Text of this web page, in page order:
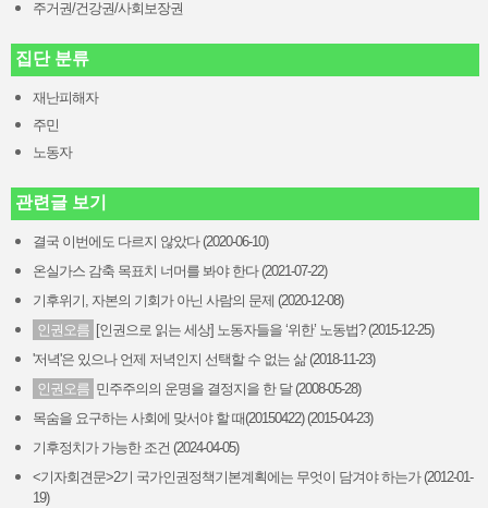
주거권/건강권/사회보장권
집단 분류
재난피해자
주민
노동자
관련글 보기
결국 이번에도 다르지 않았다 (2020-06-10)
온실가스 감축 목표치 너머를 봐야 한다 (2021-07-22)
기후위기, 자본의 기회가 아닌 사람의 문제 (2020-12-08)
인권오름 [인권으로 읽는 세상] 노동자들을 ‘위한’ 노동법? (2015-12-25)
'저녁'은 있으나 언제 저녁인지 선택할 수 없는 삶 (2018-11-23)
인권오름 민주주의의 운명을 결정지을 한 달 (2008-05-28)
목숨을 요구하는 사회에 맞서야 할 때(20150422) (2015-04-23)
기후정치가 가능한 조건 (2024-04-05)
<기자회견문>2기 국가인권정책기본계획에는 무엇이 담겨야 하는가 (2012-01-
19)